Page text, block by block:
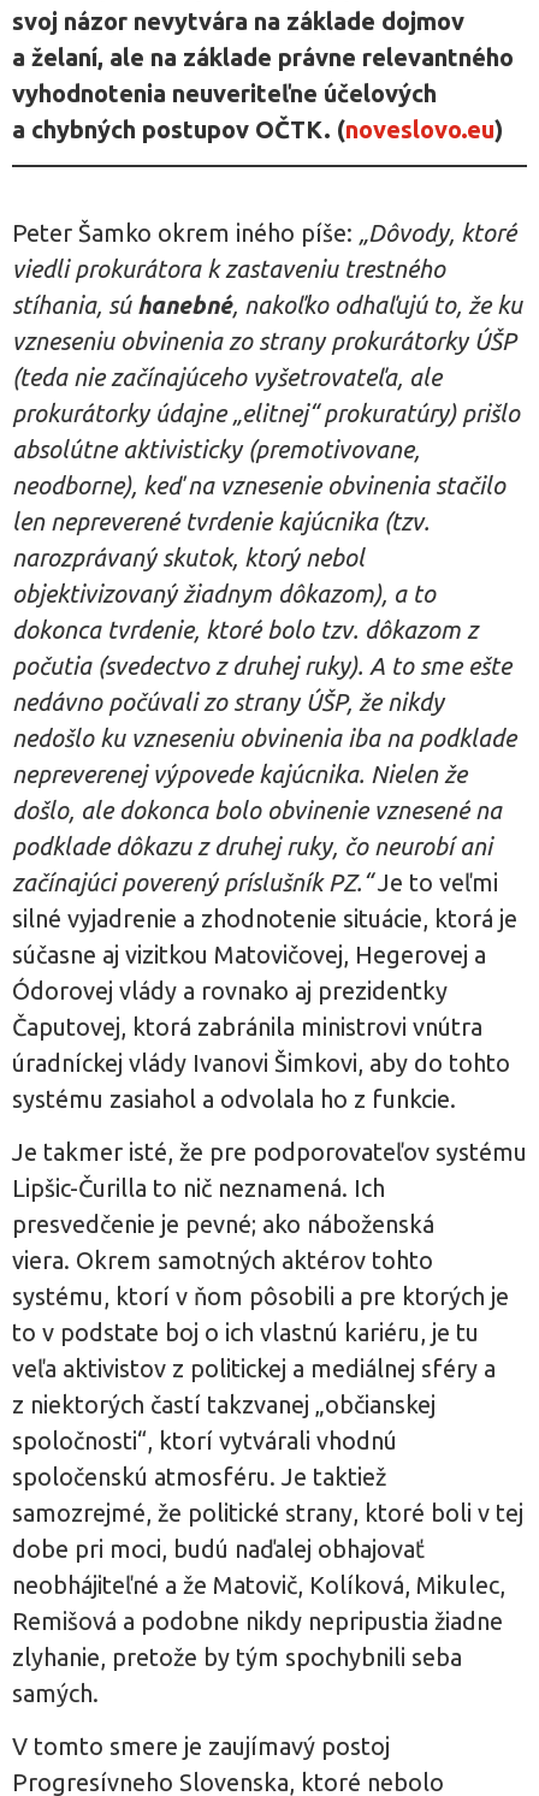
svoj názor nevytvára na základe dojmov
a želaní, ale na základe právne relevantného
vyhodnotenia neuveriteľne účelových
a chybných postupov OČTK. (noveslovo.eu)
Peter Šamko okrem iného píše:
„Dôvody, ktoré
viedli prokurátora k zastaveniu trestného
stíhania, sú hanebné, nakoľko odhaľujú to, že ku
vzneseniu obvinenia zo strany prokurátorky ÚŠP
(teda nie začínajúceho vyšetrovateľa, ale
prokurátorky údajne „elitnej“ prokuratúry) prišlo
absolútne aktivisticky (premotivovane,
neodborne), keď na vznesenie obvinenia stačilo
len nepreverené tvrdenie kajúcnika (tzv.
narozprávaný skutok, ktorý nebol
objektivizovaný žiadnym dôkazom), a to
dokonca tvrdenie, ktoré bolo tzv. dôkazom z
počutia (svedectvo z druhej ruky). A to sme ešte
nedávno počúvali zo strany ÚŠP, že nikdy
nedošlo ku vzneseniu obvinenia iba na podklade
nepreverenej výpovede kajúcnika. Nielen že
došlo, ale dokonca bolo obvinenie vznesené na
podklade dôkazu z druhej ruky, čo neurobí ani
začínajúci poverený príslušník PZ.“Je to veľmi
silné vyjadrenie a zhodnotenie situácie, ktorá je
súčasne aj vizitkou Matovičovej, Hegerovej a
Ódorovej vlády a rovnako aj prezidentky
Čaputovej, ktorá zabránila ministrovi vnútra
úradníckej vlády Ivanovi Šimkovi, aby do tohto
systému zasiahol a odvolala ho z funkcie.
Je takmer isté, že pre podporovateľov systému
Lipšic-Čurilla to nič neznamená. Ich
presvedčenie je pevné; ako náboženská
viera. Okrem samotných aktérov tohto
systému, ktorí v ňom pôsobili a pre ktorých je
to v podstate boj o ich vlastnú kariéru, je tu
veľa aktivistov z politickej a mediálnej sféry a
z niektorých častí takzvanej „občianskej
spoločnosti“, ktorí vytvárali vhodnú
spoločenskú atmosféru. Je taktiež
samozrejmé, že politické strany, ktoré boli v tej
dobe pri moci, budú naďalej obhajovať
neobhájiteľné a že Matovič, Kolíková, Mikulec,
Remišová a podobne nikdy nepripustia žiadne
zlyhanie, pretože by tým spochybnili seba
samých.
V tomto smere je zaujímavý postoj
Progresívneho Slovenska, ktoré nebolo